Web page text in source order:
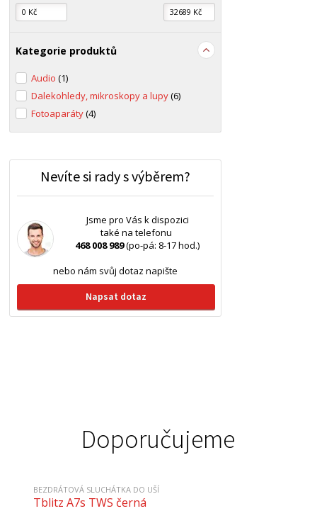
Kategorie produktů
Audio(1)
Dalekohledy, mikroskopy a lupy(6)
Fotoaparáty(4)
Nevíte si rady s výběrem?
Jsme pro Vás k dispozici
také na telefonu
468 008 989(po-pá: 8-17 hod.)
nebo nám svůj dotaz napište
Napsat dotaz
Doporučujeme
BEZDRÁTOVÁ SLUCHÁTKA DO UŠÍ
Tblitz A7s TWS černá